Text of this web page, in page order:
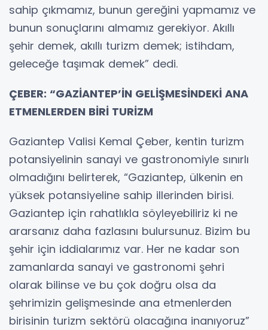
sahip çıkmamız, bunun gereğini yapmamız ve
bunun sonuçlarını almamız gerekiyor. Akıllı
şehir demek, akıllı turizm demek; istihdam,
geleceğe taşımak demek” dedi.
ÇEBER: “GAZİANTEP’İN GELİŞMESİNDEKİ ANA
ETMENLERDEN BİRİ TURİZM
Gaziantep Valisi Kemal Çeber, kentin turizm
potansiyelinin sanayi ve gastronomiyle sınırlı
olmadığını belirterek, “Gaziantep, ülkenin en
yüksek potansiyeline sahip illerinden birisi.
Gaziantep için rahatlıkla söyleyebiliriz ki ne
ararsanız daha fazlasını bulursunuz. Bizim bu
şehir için iddialarımız var. Her ne kadar son
zamanlarda sanayi ve gastronomi şehri
olarak bilinse ve bu çok doğru olsa da
şehrimizin gelişmesinde ana etmenlerden
birisinin turizm sektörü olacağına inanıyoruz”